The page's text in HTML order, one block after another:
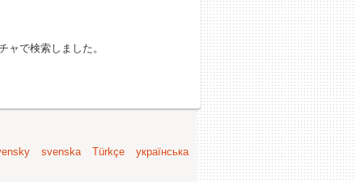
ャで検索しました。
svenska Türkçe
українська